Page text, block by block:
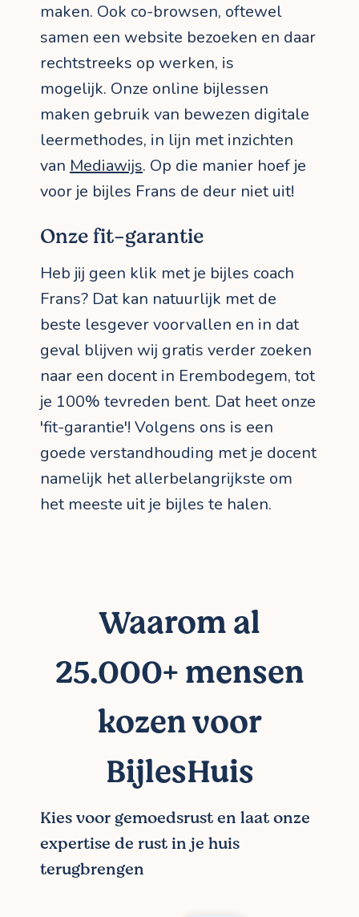
maken. Ook co-browsen, oftewel
samen een website bezoeken en daar
rechtstreeks op werken, is
mogelijk. Onze online bijlessen
maken gebruik van bewezen digitale
leermethodes, in lijn met inzichten
van Mediawijs. Op die manier hoef je
voor je bijles Frans de deur niet uit!
Onze fit-garantie
Heb jij geen klik met je bijles coach
Frans? Dat kan natuurlijk met de
beste lesgever voorvallen en in dat
geval blijven wij gratis verder zoeken
naar een docent in Erembodegem, tot
je 100% tevreden bent. Dat heet onze
'fit-garantie'! Volgens ons is een
goede verstandhouding met je docent
namelijk het allerbelangrijkste om
het meeste uit je bijles te halen.
Waarom al
25.000+ mensen
kozen voor
BijlesHuis
Kies voor gemoedsrust en laat onze
expertise de rust in je huis
terugbrengen